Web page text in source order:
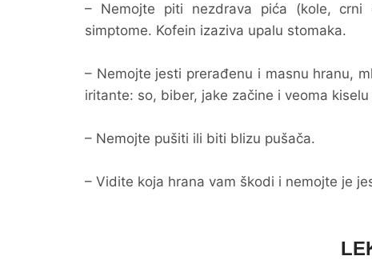
– Nemojte piti nezdrava pića (kole,
simptome. Kofein izaziva upalu stomaka.
– Nemojte jesti prerađenu i masnu hranu,
iritante: so, biber, jake začine i veoma kiselu
– Nemojte pušiti ili biti blizu pušača.
– Vidite koja hrana vam škodi i nemojte je